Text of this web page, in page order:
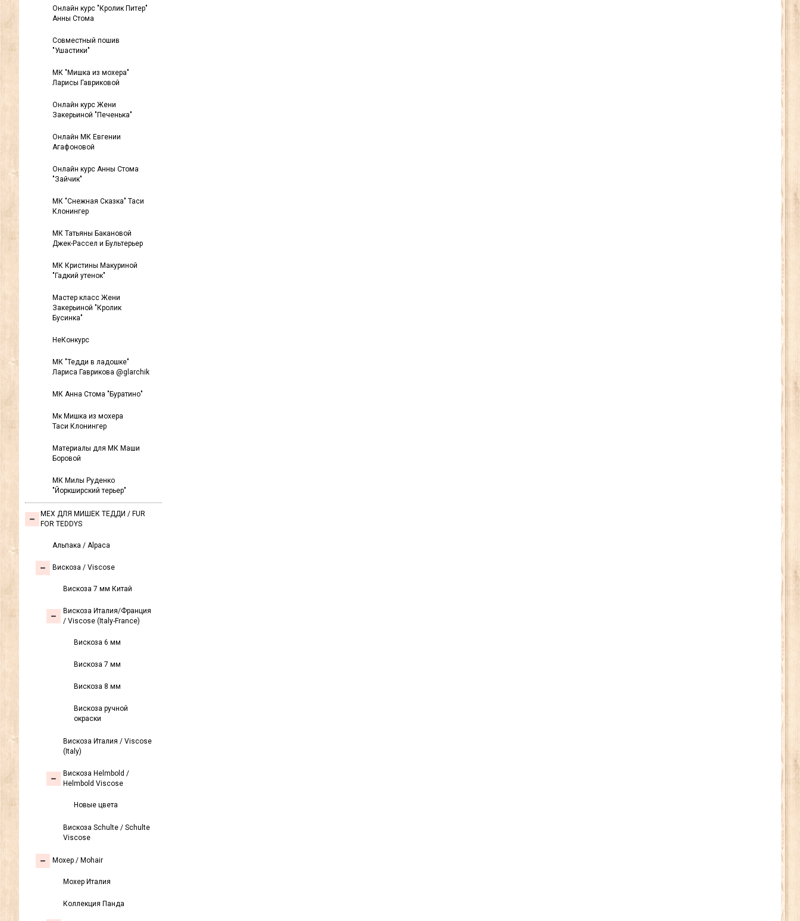
Онлайн курс "Кролик Питер"
Анны Стома
Совместный пошив
"Ушастики"
МК "Мишка из мохера"
Ларисы Гавриковой
Онлайн курс Жени
Закерьиной "Печенька"
Онлайн МК Евгении
Агафоновой
Онлайн курс Анны Стома
"Зайчик"
МК "Снежная Сказка" Таси
Клонингер
МК Татьяны Бакановой
Джек-Рассел и Бультерьер
МК Кристины Макуриной
"Гадкий утенок"
Мастер класс Жени
Закерьиной "Кролик
Бусинка"
НеКонкурс
МК "Тедди в ладошке"
Лариса Гаврикова @glarchik
МК Анна Стома "Буратино"
Мк Мишка из мохера
Таси Клонингер
Материалы для МК Маши
Боровой
МК Милы Руденко
"Йоркширский терьер"
МЕХ ДЛЯ МИШЕК ТЕДДИ / FUR
FOR TEDDYS
Альпака / Alpaca
Вискоза / Viscose
Вискоза 7 мм Китай
Вискоза Италия/Франция
/ Viscose (Italy-France)
Вискоза 6 мм
Вискоза 7 мм
Вискоза 8 мм
Вискоза ручной
окраски
Вискоза Италия / Viscose
(Italy)
Вискоза Helmbold /
Helmbold Viscose
Новые цвета
Вискоза Sсhulte / Schulte
Viscose
Моxер / Mohair
Мохер Италия
Коллекция Панда